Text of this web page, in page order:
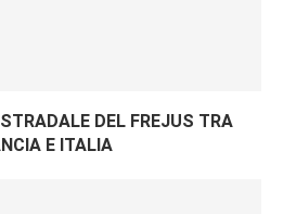
DEL FREJUS TRA
E ITALIA